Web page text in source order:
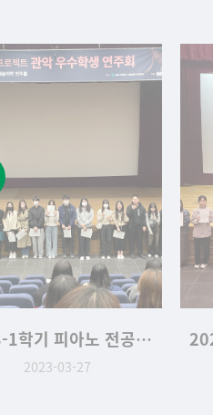
2023-1학기 피아노 전공 실기 및 성적 우수학생 시상식
2023-03-27